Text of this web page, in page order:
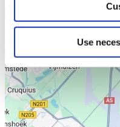
Use